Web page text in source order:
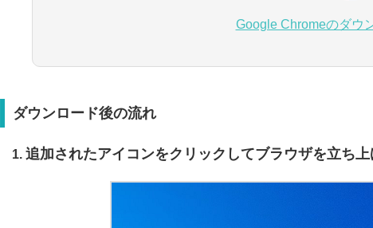
Google Chromeのダウ
ダウンロード後の流れ
追加されたアイコンをクリックしてブラウザを立ち